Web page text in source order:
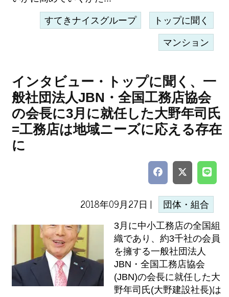
すてきナイスグループ トップに聞く
マンション
インタビュー・トップに聞く、一
般社団法人JBN・全国工務店協会
の会長に3月に就任した大野年司氏
=工務店は地域ニーズに応える存在
に
2018年09月27日 | 団体・組合
3月に中小工務店の全国組
織であり、約3千社の会員
を擁する一般社団法人
JBN・全国工務店協会
(JBN)の会長に就任した大
野年司氏(大野建設社長)は